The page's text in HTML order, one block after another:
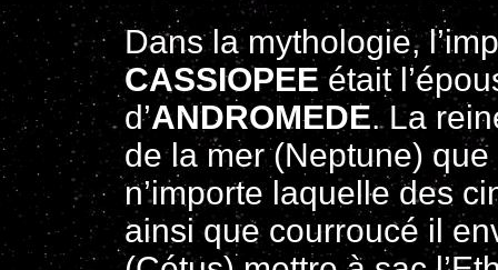
Dans la mythologie,
CASSIOPEEétait
d’ANDROMEDE. La
de la mer (Neptune)
n’importe laquelle des
ainsi que courroucé il